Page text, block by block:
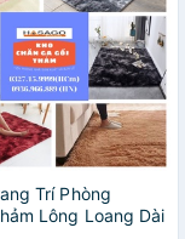
Trí Phòng
Lông Loang Dài